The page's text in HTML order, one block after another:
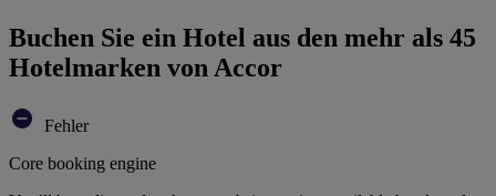
Buchen Sie ein Hotel aus den mehr als 45
Hotelmarken von Accor
Fehler
Core booking engine